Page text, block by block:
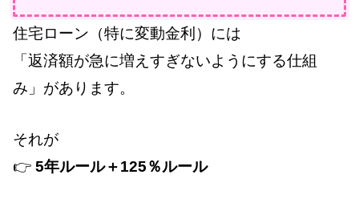
住宅ローン（特に変動金利）には
「返済額が急に増えすぎないようにする仕組
み」があります。
それが
👉 5年ルール＋125％ルール